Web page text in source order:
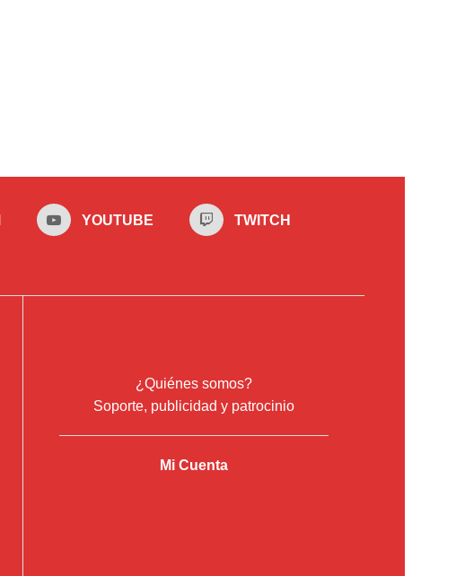
YOUTUBE TWITCH
¿Quiénes somos?
Soporte, publicidad y patrocinio
Mi Cuenta